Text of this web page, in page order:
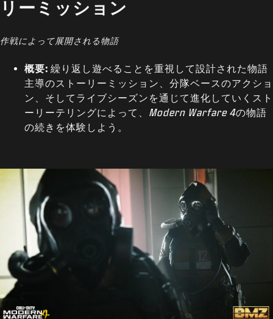
リーミッション
作戦によって展開される物語
概要: 繰り返し遊べることを重視して設計された物語
主導のストーリーミッション、分隊ベースのアクショ
ン、そしてライブシーズンを通じて進化していくスト
ーリーテリングによって、 Modern Warfare 4の物語
の続きを体験しよう。